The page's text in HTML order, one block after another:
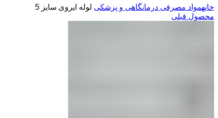
خانهمواد مصرفی درمانگاهی و پزشکی لوله ایروی سایز 5
محصول قبلی